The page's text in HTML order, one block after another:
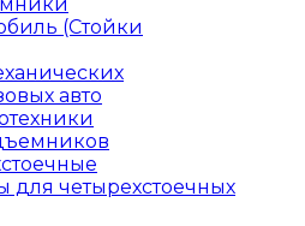
(Стойки
авто
для четырехстоечных